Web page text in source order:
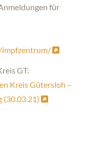
für
impfzentrum/
GT:
Kreis Gütersloh –
(30.03.21)